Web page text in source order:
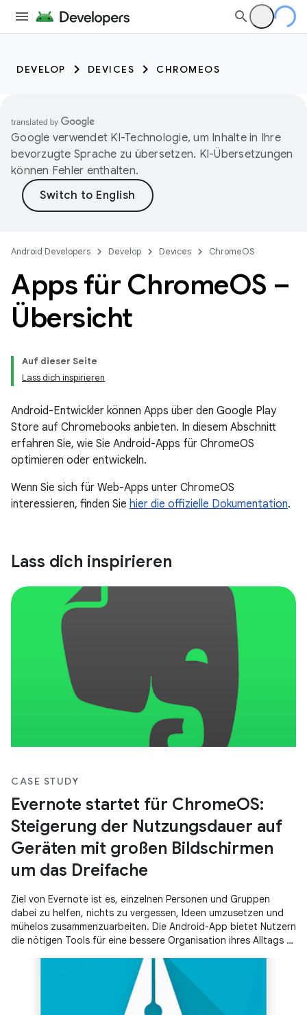
DEVELOP DEVICES CHROMEOS
Google verwendet KI-Technologie, um Inhalte in Ihre
bevorzugte Sprache zu übersetzen. KI-Übersetzungen
können Fehler enthalten.
Android Developers Develop Devices ChromeOS
Apps für ChromeOS –
Übersicht
Auf dieser Seite
Lass dich inspirieren
Android-Entwickler können Apps über den Google Play
Store auf Chromebooks anbieten. In diesem Abschnitt
erfahren Sie, wie Sie Android-Apps für ChromeOS
optimieren oder entwickeln.
Wenn Sie sich für Web-Apps unter ChromeOS
interessieren, finden Sie hier die offizielle Dokumentation.
Lass dich inspirieren
CASE STUDY
Evernote startet für ChromeOS:
Steigerung der Nutzungsdauer auf
Geräten mit großen Bildschirmen
um das Dreifache
Ziel von Evernote ist es, einzelnen Personen und Gruppen
dabei zu helfen, nichts zu vergessen, Ideen umzusetzen und
mühelos zusammenzuarbeiten. Die Android-App bietet Nutzern
die nötigen Tools für eine bessere Organisation ihres Alltags –